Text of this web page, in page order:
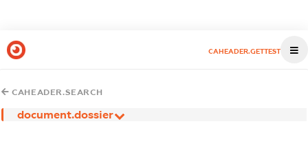
CAHEADER.GETTEST
CAHEADER.SEARCH
document.dossier